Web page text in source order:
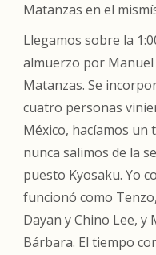
Matanzas en el
Llegamos sobre la
almuerzo por
Matanzas. Se
cuatro personas
México, hacíamos un
nunca salimos de la
puesto Kyosaku. Yo
funcionó como
Dayan y Chino Lee, y
Bárbara. El tiempo